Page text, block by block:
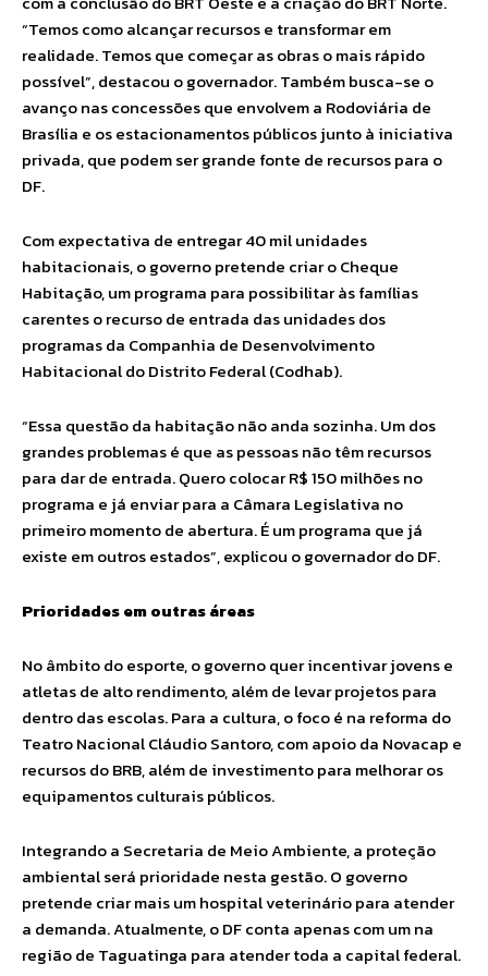
“Temos como alcançar recursos e transformar em
realidade. Temos que começar as obras o mais rápido
possível”, destacou o governador. Também busca-se o
avanço nas concessões que envolvem a Rodoviária de
Brasília e os estacionamentos públicos junto à iniciativa
privada, que podem ser grande fonte de recursos para o
DF.
Com expectativa de entregar 40 mil unidades
habitacionais, o governo pretende criar o Cheque
Habitação, um programa para possibilitar às famílias
carentes o recurso de entrada das unidades dos
programas da Companhia de Desenvolvimento
Habitacional do Distrito Federal (Codhab).
“Essa questão da habitação não anda sozinha. Um dos
grandes problemas é que as pessoas não têm recursos
para dar de entrada. Quero colocar R$ 150 milhões no
programa e já enviar para a Câmara Legislativa no
primeiro momento de abertura. É um programa que já
existe em outros estados”, explicou o governador do DF.
Prioridades em outras áreas
No âmbito do esporte, o governo quer incentivar jovens e
atletas de alto rendimento, além de levar projetos para
dentro das escolas. Para a cultura, o foco é na reforma do
Teatro Nacional Cláudio Santoro, com apoio da Novacap e
recursos do BRB, além de investimento para melhorar os
equipamentos culturais públicos.
Integrando a Secretaria de Meio Ambiente, a proteção
ambiental será prioridade nesta gestão. O governo
pretende criar mais um hospital veterinário para atender
a demanda. Atualmente, o DF conta apenas com um na
região de Taguatinga para atender toda a capital federal.